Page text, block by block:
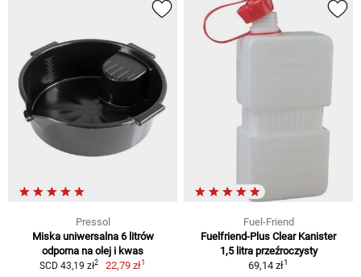
Pressol
Miska uniwersalna 6 litrów
odporna na olej i kwas
SCD 43,19 zł2 22,79 zł1
Fuel-Friend
Fuelfriend-Plus Clear Kanister
1,5 litra przeźroczysty
69,14 zł1